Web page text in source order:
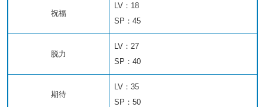
祝福
LV：18
SP：45
脱力
LV：27
SP：40
期待
LV：35
SP：50